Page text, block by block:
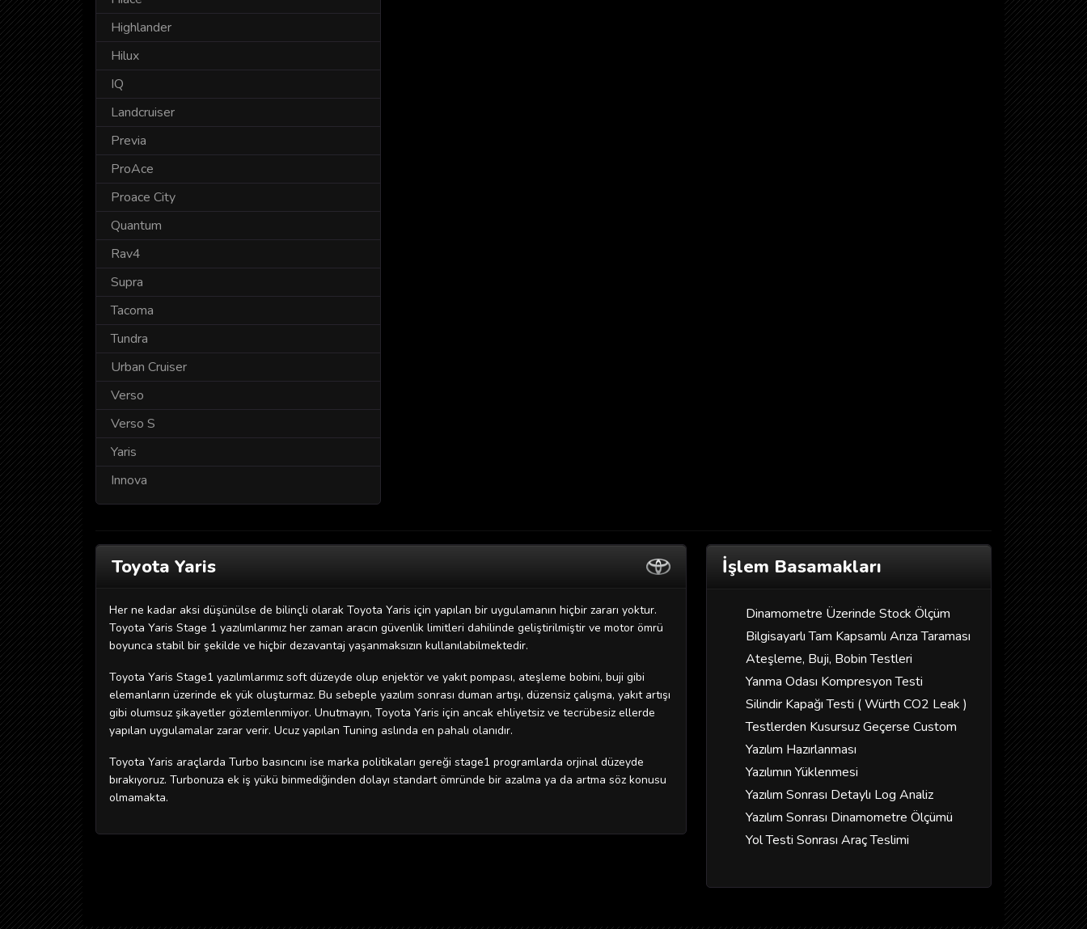
Highlander
Hilux
IQ
Landcruiser
Previa
ProAce
Proace City
Quantum
Rav4
Supra
Tacoma
Tundra
Urban Cruiser
Verso
Verso S
Yaris
Innova
Toyota Yaris
Her ne kadar aksi düşünülse de bilinçli olarak Toyota Yaris için yapılan bir uygulamanın hiçbir zararı yoktur.
Toyota Yaris Stage 1 yazılımlarımız her zaman aracın güvenlik limitleri dahilinde geliştirilmiştir ve motor ömrü
boyunca stabil bir şekilde ve hiçbir dezavantaj yaşanmaksızın kullanılabilmektedir.
Toyota Yaris Stage1 yazılımlarımız soft düzeyde olup enjektör ve yakıt pompası, ateşleme bobini, buji gibi
elemanların üzerinde ek yük oluşturmaz. Bu sebeple yazılım sonrası duman artışı, düzensiz çalışma, yakıt artışı
gibi olumsuz şikayetler gözlemlenmiyor. Unutmayın, Toyota Yaris için ancak ehliyetsiz ve tecrübesiz ellerde
yapılan uygulamalar zarar verir. Ucuz yapılan Tuning aslında en pahalı olanıdır.
Toyota Yaris araçlarda Turbo basıncını ise marka politikaları gereği stage1 programlarda orjinal düzeyde
bırakıyoruz. Turbonuza ek iş yükü binmediğinden dolayı standart ömründe bir azalma ya da artma söz konusu
olmamakta.
İşlem Basamakları
Dinamometre Üzerinde Stock Ölçüm
Bilgisayarlı Tam Kapsamlı Arıza Taraması
Ateşleme, Buji, Bobin Testleri
Yanma Odası Kompresyon Testi
Silindir Kapağı Testi ( Würth CO2 Leak )
Testlerden Kusursuz Geçerse Custom
Yazılım Hazırlanması
Yazılımın Yüklenmesi
Yazılım Sonrası Detaylı Log Analiz
Yazılım Sonrası Dinamometre Ölçümü
Yol Testi Sonrası Araç Teslimi